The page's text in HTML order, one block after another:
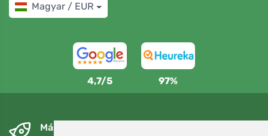
Magyar / EUR
4,7/5 97%
Másnapra és ingyenesen